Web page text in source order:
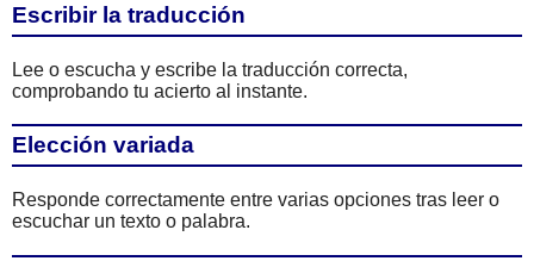
Escribir la traducción
Lee o escucha y escribe la traducción correcta,
comprobando tu acierto al instante.
Elección variada
Responde correctamente entre varias opciones tras leer o
escuchar un texto o palabra.